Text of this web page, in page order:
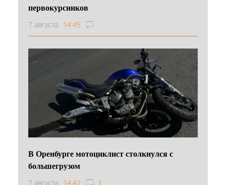
первокурсников
7 августа 14:45
В Оренбурге мотоциклист столкнулся с
большегрузом
7 августа 14:42 3